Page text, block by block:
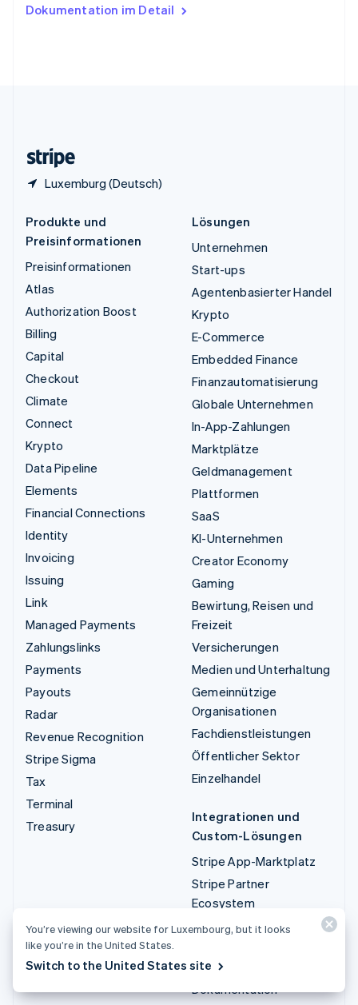
Dokumentation im Detail
Luxemburg (Deutsch)
English
Produkte und
Preisinformationen
Preisinformationen
Atlas
Authorization Boost
Billing
Capital
Checkout
Climate
Connect
Krypto
Data Pipeline
Elements
Financial Connections
Identity
Invoicing
Issuing
Link
Managed Payments
Zahlungslinks
Payments
Payouts
Radar
Revenue Recognition
Stripe Sigma
Tax
Terminal
Treasury
Lösungen
Unternehmen
Start-ups
Agentenbasierter Handel
Krypto
E-Commerce
Embedded Finance
Finanzautomatisierung
Globale Unternehmen
In-App-Zahlungen
Marktplätze
Geldmanagement
Plattformen
SaaS
KI-Unternehmen
Creator Economy
Gaming
Bewirtung, Reisen und
Freizeit
Versicherungen
Medien und Unterhaltung
Gemeinnützige
Organisationen
Fachdienstleistungen
Öffentlicher Sektor
Einzelhandel
Integrationen und
Custom-Lösungen
Stripe App-Marktplatz
Stripe Partner
Ecosystem
Fachdienstleistungen
Entwickler/innen
Dokumentation
You’re viewing our website for Luxembourg, but it looks
like you’re in the United States.
Switch to the United States site